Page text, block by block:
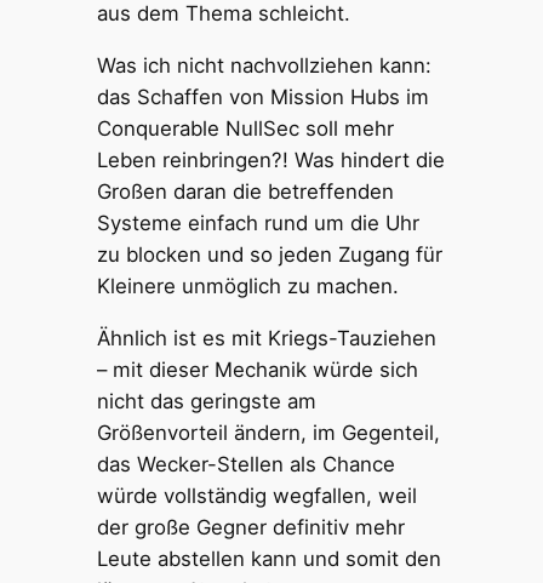
aus dem Thema schleicht.
Was ich nicht nachvollziehen kann:
das Schaffen von Mission Hubs im
Conquerable NullSec soll mehr
Leben reinbringen?! Was hindert die
Großen daran die betreffenden
Systeme einfach rund um die Uhr
zu blocken und so jeden Zugang für
Kleinere unmöglich zu machen.
Ähnlich ist es mit Kriegs-Tauziehen
– mit dieser Mechanik würde sich
nicht das geringste am
Größenvorteil ändern, im Gegenteil,
das Wecker-Stellen als Chance
würde vollständig wegfallen, weil
der große Gegner definitiv mehr
Leute abstellen kann und somit den